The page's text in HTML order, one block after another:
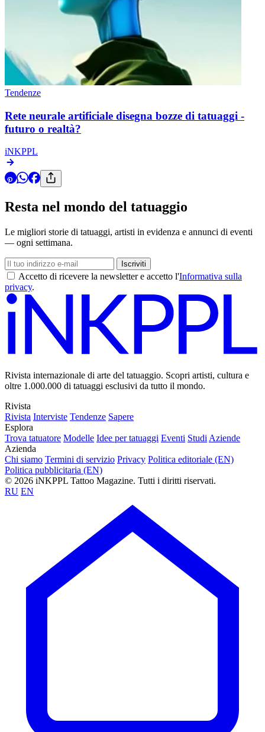
Tendenze
Rete neurale artificiale disegna bozze di tatuaggi -
futuro o realtà?
iNKPPL
Resta nel mondo del tatuaggio
Le migliori storie di tatuaggi, artisti in evidenza e annunci di eventi
— ogni settimana.
Iscriviti
Accetto di ricevere la newsletter e accetto l'Informativa sulla
privacy.
Rivista internazionale di arte del tatuaggio. Scopri artisti, cultura e
oltre 1.000.000 di tatuaggi esclusivi da tutto il mondo.
Rivista
Rivista Interviste Tendenze Sapere
Esplora
Trova tatuatore Modelle Idee per tatuaggi Eventi Studi Aziende
Azienda
Chi siamo Termini di servizio Privacy Politica editoriale (EN)
Politica pubblicitaria (EN)
© 2026 iNKPPL Tattoo Magazine. Tutti i diritti riservati.
RU EN